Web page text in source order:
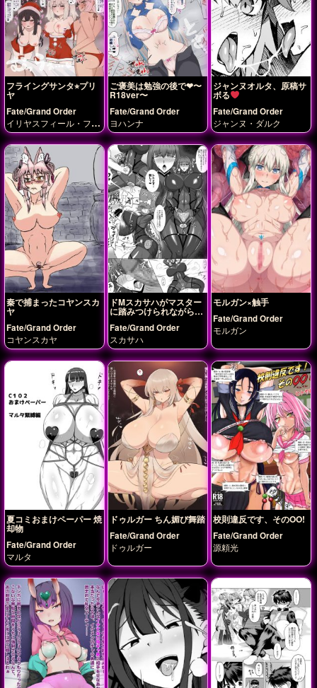
フライングサンタ⭐︎プリ
ヤ
Fate/Grand Order
イリヤスフィール・フォ
ン・アインツベルン ク
ロエ・フォン・アインツ
ベルン 美遊・エーデル
フェルト
ご褒美は勉強の後で❤︎〜
R18ver〜
Fate/Grand Order
ヨハンナ
ジャンヌオルタ、原稿サ
ボる
Fate/Grand Order
ジャンヌ・ダルク
秦で捕まったコヤンスカ
ヤ
Fate/Grand Order
コヤンスカヤ
ドMスカサハがマスター
に踏みつけられながら犯
Fate/Grand Order
スカサハ
モルガン×触手
Fate/Grand Order
モルガン
夏コミおまけペーパー 焼
却物
Fate/Grand Order
マルタ
ドゥルガー ちん媚び舞踏
Fate/Grand Order
ドゥルガー
校則違反です、そのOO!
Fate/Grand Order
源頼光